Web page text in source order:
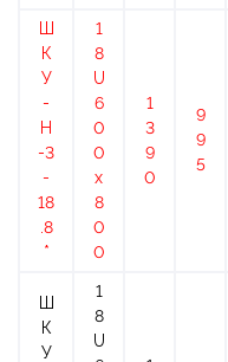
Ш
К
У
-
Н
-3
-
18
.8
*
1
8
U
6
0
0
x
8
0
0
1
3
9
0
9
9
5
Ш
К
У
1
8
U